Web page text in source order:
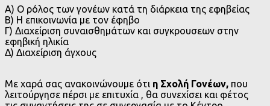
Α) Ο ρόλος των γονέων κατά τη διάρκεια της εφηβείας
Β) Η επικοινωνία με τον έφηβο
Γ) Διαχείριση συναισθημάτων και συγκρουσεων στην
εφηβική ηλικία
Δ) Διαχείριση άγχους
Με χαρά σας ανακοινώνουμε ότι η Σχολή Γονέων, που
λειτούργησε πέρσι με επιτυχία , θα συνεχίσει και φέτος